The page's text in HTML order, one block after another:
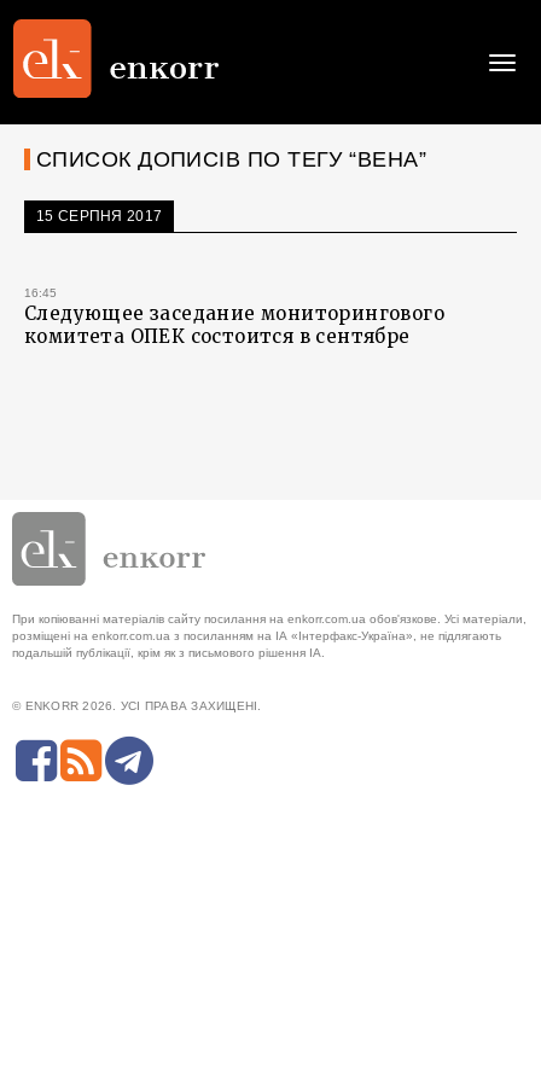
СПИСОК ДОПИСІВ ПО ТЕГУ “ВЕНА”
15 СЕРПНЯ 2017
16:45
Следующее заседание мониторингового
комитета ОПЕК состоится в сентябре
При копіюванні матеріалів сайту посилання на enkorr.com.ua обов'язкове. Усі матеріали,
розміщені на enkorr.com.ua з посиланням на ІА «Інтерфакс-Україна», не підлягають
подальшій публікації, крім як з письмового рішення ІА.
© ENKORR 2026. УСІ ПРАВА ЗАХИЩЕНІ.